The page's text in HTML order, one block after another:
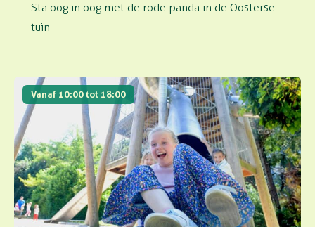
Sta oog in oog met de rode panda in de Oosterse
tuin
Vanaf 10:00 tot 18:00
Speeltuin